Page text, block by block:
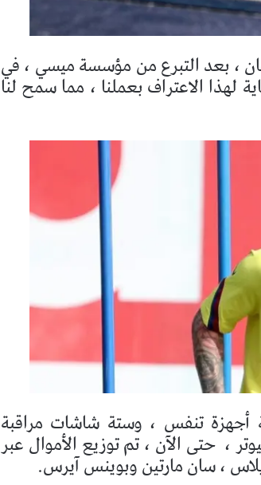
، بعد التبرع من مؤسسة ميسي ، في
لهذا الاعتراف بعملنا ، مما سمح لنا
أجهزة تنفس ، وستة شاشات مراقبة
حتى الآن ، تم توزيع الأموال عبر
، سان مارتين وبوينس آيرس.